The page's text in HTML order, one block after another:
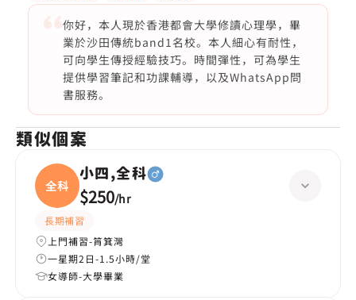
你好，本人現於香港都會大學修讀心理學，畢
業於沙田傳統band1名校。本人細心有耐性，
可向學生傳授經驗技巧。時間彈性，可為學生
提供學習筆記和功課輔導，以及WhatsApp問
書服務。
類似個案
全科
小四,全科
$250/hr
長期補習
上門補習-筲箕灣
一星期2日-1.5小時/堂
女導師-大學畢業